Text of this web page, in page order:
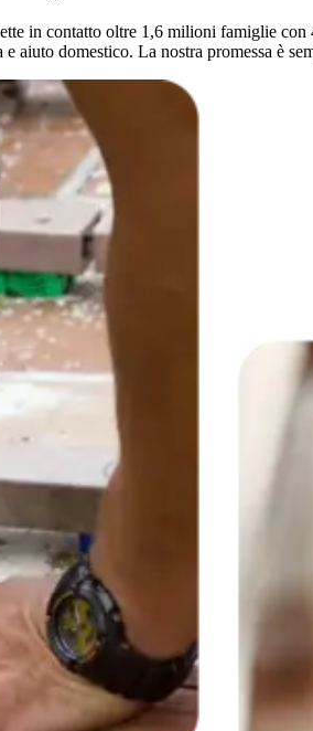
in contatto oltre 1,6 milioni famiglie
domestico. La nostra promessa è